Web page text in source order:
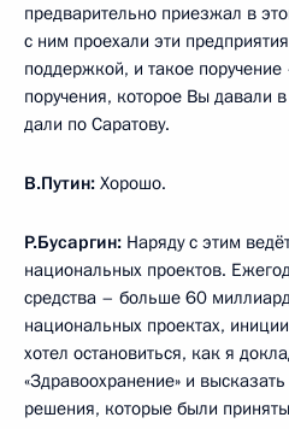
предварительно приезжал в
с ним проехали эти
поддержкой, и такое
поручения, которое Вы давали
дали по Саратову.
В.Путин: Хорошо.
Р.Бусаргин: Наряду с этим
национальных проектов.
средства – больше 60
национальных проектах,
хотел остановиться, как я
«Здравоохранение» и
решения, которые были